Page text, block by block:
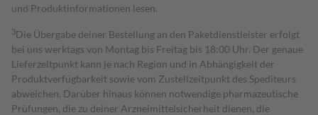
und Produktinformationen lesen.
3Die Übergabe deiner Bestellung an den Paketdienstleister erfolgt
bei uns werktags von Montag bis Freitag bis 18:00 Uhr. Der genaue
Lieferzeitpunkt kann je nach Region und in Abhängigkeit der
Produktverfügbarkeit sowie vom Zustellzeitpunkt des Spediteurs
abweichen. Darüber hinaus können notwendige pharmazeutische
Prüfungen, die zu deiner Arzneimittelsicherheit dienen, die